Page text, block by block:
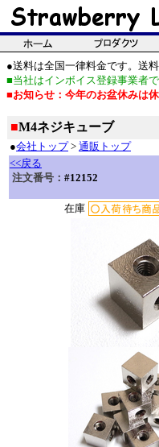
●送料は全国一律料金です。送
■当社はインボイス登録事業者
■お知らせ：今年のお盆休みは
■M4ネジキューブ
●会社トップ> 通販トップ
<<戻る
注文番号： #12152
在庫